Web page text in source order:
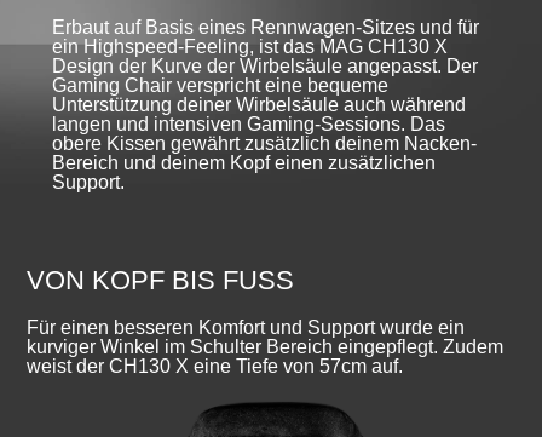
Erbaut auf Basis eines Rennwagen-Sitzes und für
ein Highspeed-Feeling, ist das MAG CH130 X
Design der Kurve der Wirbelsäule angepasst. Der
Gaming Chair verspricht eine bequeme
Unterstützung deiner Wirbelsäule auch während
langen und intensiven Gaming-Sessions. Das
obere Kissen gewährt zusätzlich deinem Nacken-
Bereich und deinem Kopf einen zusätzlichen
Support.
VON KOPF BIS FUSS
Für einen besseren Komfort und Support wurde ein
kurviger Winkel im Schulter Bereich eingepflegt. Zudem
weist der CH130 X eine Tiefe von 57cm auf.